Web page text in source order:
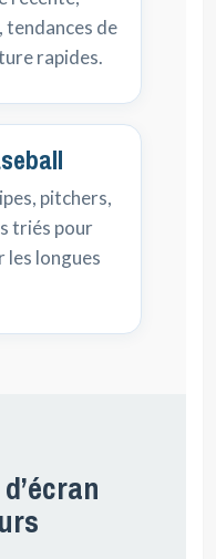
de
rapides.
pitchers,
triés pour
les longues